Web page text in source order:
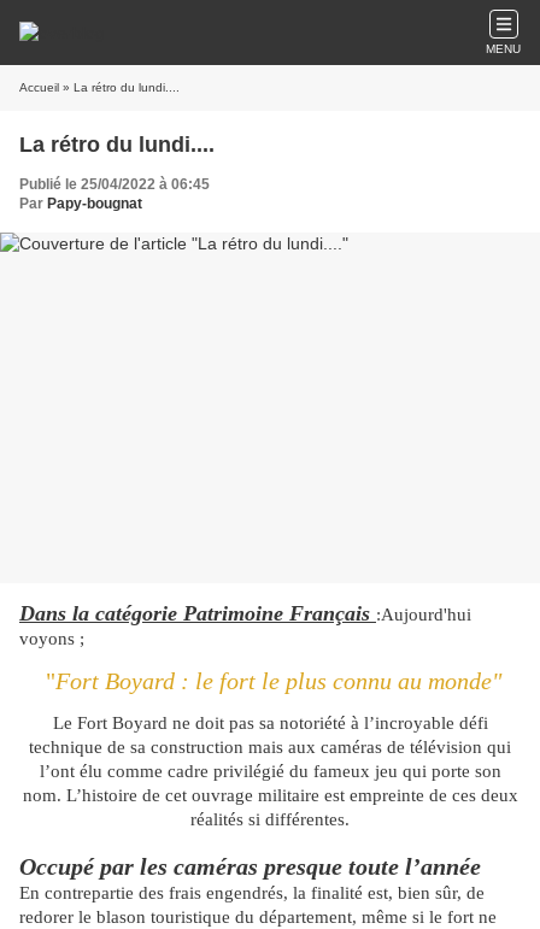
MENU
Accueil » La rétro du lundi....
La rétro du lundi....
Publié le 25/04/2022 à 06:45
Par Papy-bougnat
Dans la catégorie Patrimoine Français :Aujourd'hui
voyons ;
"Fort Boyard : le fort le plus connu au monde"
Le Fort Boyard ne doit pas sa notoriété à l’incroyable défi
technique de sa construction mais aux caméras de télévision qui
l’ont élu comme cadre privilégié du fameux jeu qui porte son
nom. L’histoire de cet ouvrage militaire est empreinte de ces deux
réalités si différentes.
Occupé par les caméras presque toute l’année
En contrepartie des frais engendrés, la finalité est, bien sûr, de
redorer le blason touristique du département, même si le fort ne